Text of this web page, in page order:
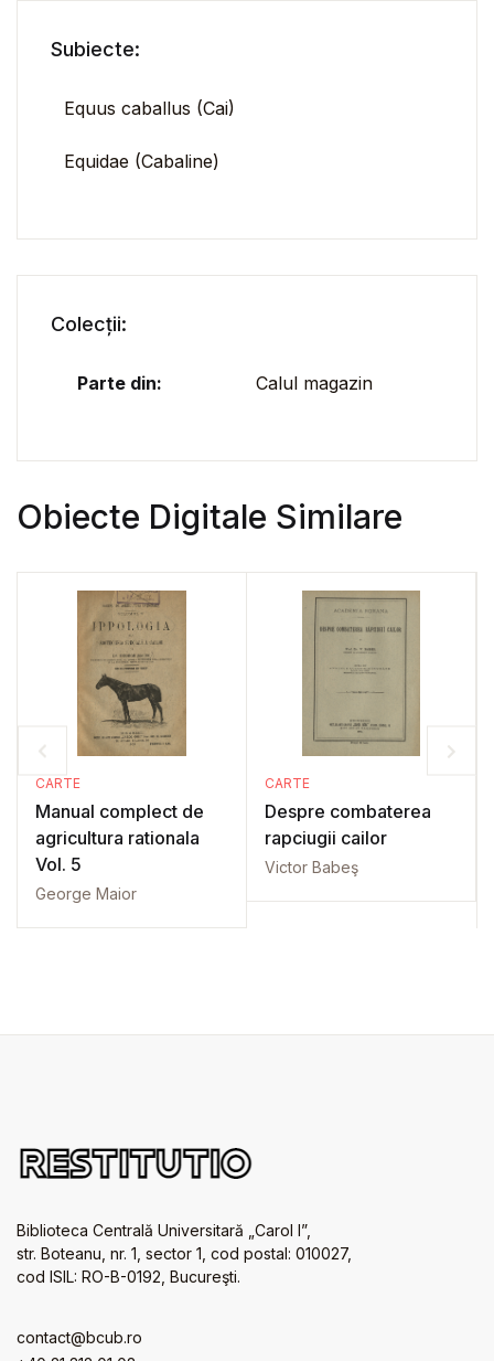
Subiecte:
Equus caballus (Cai)
Equidae (Cabaline)
Colecții:
Parte din: Calul magazin
Obiecte Digitale Similare
CARTE
Manual complect de
agricultura rationala
Vol. 5
George Maior
CARTE
Despre combaterea
rapciugii cailor
Victor Babeş
Biblioteca Centrală Universitară „Carol I”,
str. Boteanu, nr. 1, sector 1, cod postal: 010027,
cod ISIL: RO-B-0192, Bucureşti.
contact@bcub.ro